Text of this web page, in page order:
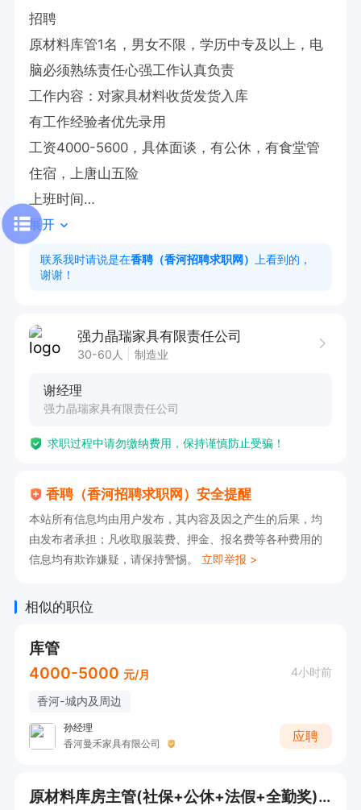
招聘
原材料库管1名，男女不限，学历中专及以上，电
脑必须熟练责任心强工作认真负责
工作内容：对家具材料收货发货入库
有工作经验者优先录用
工资4000-5600，具体面谈，有公休，有食堂管
住宿，上唐山五险
上班时间
上午7:30～11:30
下午1:30～5:30
联系人谢经理
地址:天津滨海新区汉沽街道临津产业园强力晶瑞
家具
展开
联系我时请说是在香聘（香河招聘求职网）
上看到的，
谢谢！
强力晶瑞家具有限责任公司
30-60人 制造业
谢经理
强力晶瑞家具有限责任公司
求职过程中请勿缴纳费用，保持谨慎防止受骗！
香聘（香河招聘求职网）安全提醒
本站所有信息均由用户发布，其内容及因之产生的后果，均
由发布者承担；凡收取服装费、押金、报名费等各种费用的
信息均有欺诈嫌疑，请保持警惕。 立即举报 >
相似的职位
库管
4000-5000 元/月 4小时前
香河-城内及周边
孙经理
香河曼禾家具有限公司
应聘
原材料库房主管(社保+公休+法假+全勤奖)投递后电话联系